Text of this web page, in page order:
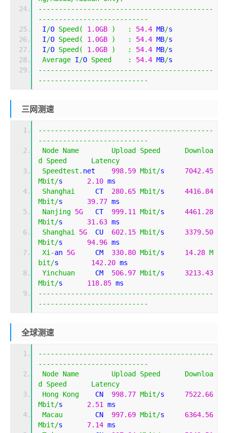
-------------------------------------------
---------------------------
I/O Speed ( 1.0GB ) : 54.4 MB/s
I/O Speed ( 1.0GB ) : 54.4 MB/s
I/O Speed ( 1.0GB ) : 54.4 MB/s
Average I/O Speed : 54.4 MB/s
-------------------------------------------
---------------------------
三网测速
-------------------------------------------
---------------------------
Node Name Upload Speed
Downloa
d
Speed
Latency
Speedtest . net 998.59 Mbit/s 7042.45
Mbit/s 2.10 ms
Shanghai
     CT
280.65 Mbit/s 4416.84
Mbit/s 39.77 ms
Nanjing 5G
   CT
999.11 Mbit/s 4461.28
Mbit/s 31.63 ms
Shanghai
5G
  CU
602.15 Mbit/s 3379.50
Mbit/s 94.96 ms
Xi -an 5G
     CM
330.80 Mbit/s 14.28 M
bit/s 142.20 ms
Yinchuan
     CM
506.97 Mbit/s 3213.43
Mbit/s 118.85 ms
-------------------------------------------
---------------------------
全球测速
-------------------------------------------
---------------------------
Node Name Upload Speed
Downloa
d
Speed
Latency
Hong Kong
    CN
998.77 Mbit/s 7522.66
Mbit/s 2.51
ms
Macau
        CN
997.69 Mbit/s 6364.56
Mbit/s 7.14 ms